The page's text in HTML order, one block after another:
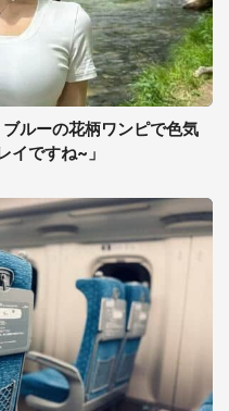
ルーの花柄ワンピで色気
イですね~」